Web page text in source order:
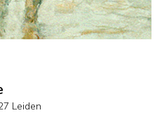
Leiden